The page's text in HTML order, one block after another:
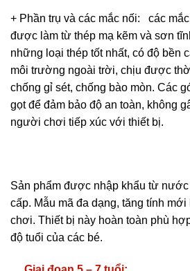
+ Phần trụ và các mắc nối: các
được làm từ thép mạ kẽm và sơn
những loại thép tốt nhất, có độ bền
môi trường ngoài trời, chịu được
chống gỉ sét, chống bào mòn. Các
gọt để đảm bảo độ an toàn, không
người chơi tiếp xúc với thiết bị.
Sản phẩm được nhập khẩu từ
cấp. Mẫu mã đa dạng, tăng tính mới
chơi. Thiết bị này hoàn toàn phù
độ tuổi của các bé.